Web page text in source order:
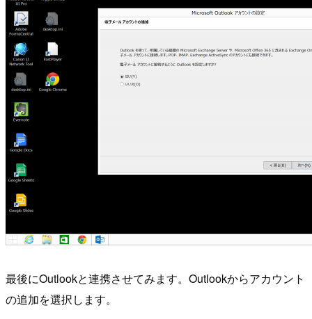
最後にOutlookと連携させてみます。Outlookからアカウント
の追加を選択します。